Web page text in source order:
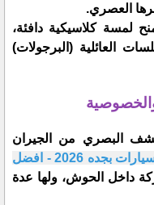
العصري.
لمسة كلاسيكية دافئة،
العائلية (البرجولات)
البصري من الجيران
تركيب جميع انواع مظلات السيارات بجده 2026 - افضل
داخل الحوش، ولها عدة